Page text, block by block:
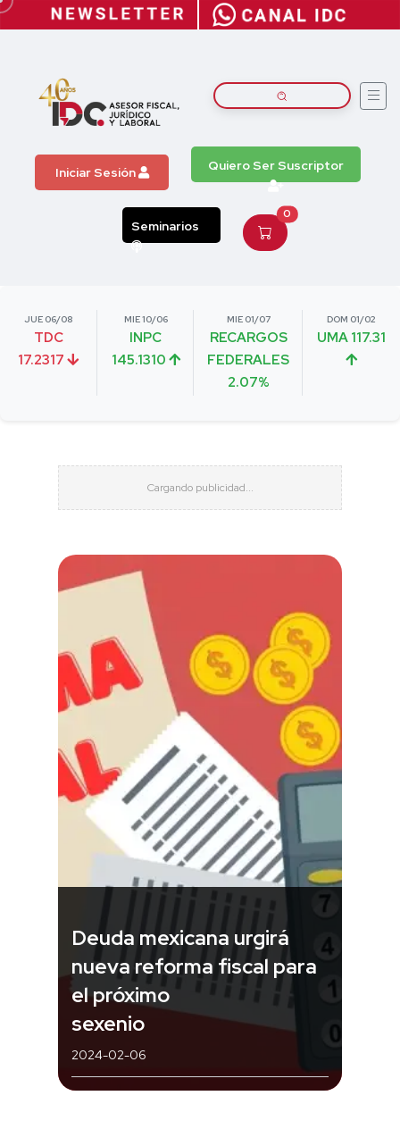
Iniciar Sesión Quiero Ser Suscriptor
Seminarios
0
JUE 06/08
TDC
17.2317
MIE 10/06
INPC
145.1310
MIE 01/07
RECARGOS
FEDERALES
2.07%
DOM 01/02
UMA 117.31
Deuda mexicana urgirá
nueva reforma fiscal para
el próximo
sexenio
2024-02-06